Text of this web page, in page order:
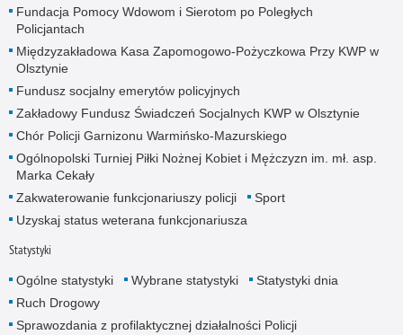
Fundacja Pomocy Wdowom i Sierotom po Poległych
Policjantach
Międzyzakładowa Kasa Zapomogowo-Pożyczkowa Przy KWP w
Olsztynie
Fundusz socjalny emerytów policyjnych
Zakładowy Fundusz Świadczeń Socjalnych KWP w Olsztynie
Chór Policji Garnizonu Warmińsko-Mazurskiego
Ogólnopolski Turniej Piłki Nożnej Kobiet i Mężczyzn im. mł. asp.
Marka Cekały
Zakwaterowanie funkcjonariuszy policji
Sport
Uzyskaj status weterana funkcjonariusza
Statystyki
Ogólne statystyki Wybrane statystyki
Statystyki dnia
Ruch Drogowy
Sprawozdania z profilaktycznej działalności Policji